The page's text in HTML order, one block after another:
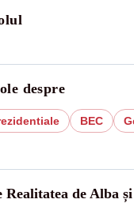
despre
BEC
de Alba